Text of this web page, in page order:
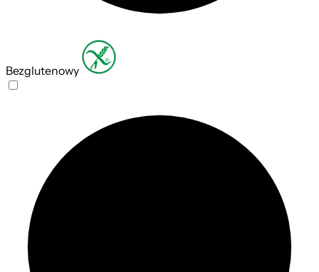
Bezglutenowy